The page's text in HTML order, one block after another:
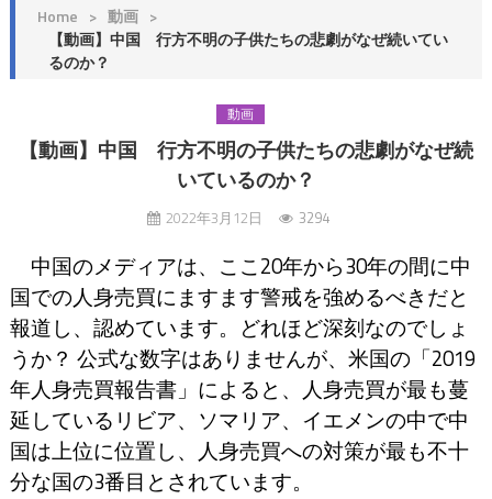
Home > 動画 >
【動画】中国 行方不明の子供たちの悲劇がなぜ続いてい
るのか？
動画
【動画】中国 行方不明の子供たちの悲劇がなぜ続
いているのか？
2022年3月12日 3294
中国のメディアは、ここ20年から30年の間に中
国での人身売買にますます警戒を強めるべきだと
報道し、認めています。どれほど深刻なのでしょ
うか？ 公式な数字はありませんが、米国の「2019
年人身売買報告書」によると、人身売買が最も蔓
延しているリビア、ソマリア、イエメンの中で中
国は上位に位置し、人身売買への対策が最も不十
分な国の3番目とされています。